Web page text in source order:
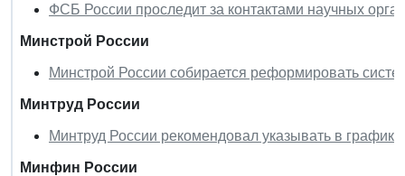
ФСБ России проследит за контактами научных
Минстрой России
Минстрой России собирается реформировать
Минтруд России
Минтруд России рекомендовал указывать в графике
Минфин России